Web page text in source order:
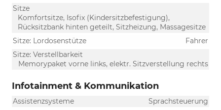
Sitze
Komfortsitze, Isofix (Kindersitzbefestigung),
Rücksitzbank hinten geteilt, Sitzheizung, Massagesitze
Sitze: Lordosenstütze
Fahrer
Sitze: Verstellbarkeit
Memorypaket vorne links, elektr. Sitzverstellung rechts
Infotainment & Kommunikation
Assistenzsysteme
Sprachsteuerung